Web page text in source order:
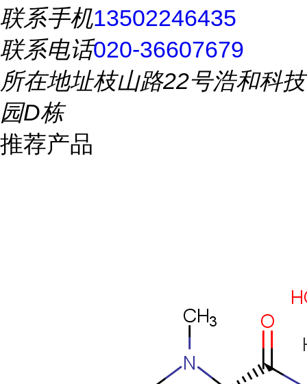
联系手机13502246435
联系电话020-36607679
所在地址枝山路22号浩和科技
园D栋
推荐产品